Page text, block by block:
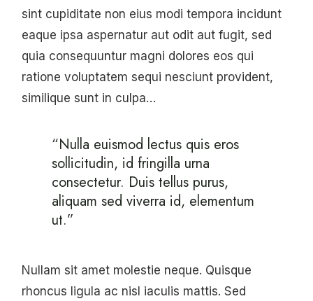
sint cupiditate non eius modi tempora incidunt
eaque ipsa aspernatur aut odit aut fugit, sed
quia consequuntur magni dolores eos qui
ratione voluptatem sequi nesciunt provident,
similique sunt in culpa…
“Nulla euismod lectus quis eros
sollicitudin, id fringilla urna
consectetur. Duis tellus purus,
aliquam sed viverra id, elementum
ut.”
Nullam sit amet molestie neque. Quisque
rhoncus ligula ac nisl iaculis mattis. Sed